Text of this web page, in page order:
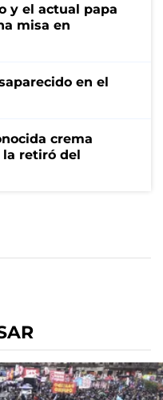
y el actual papa
misa en
en el
crema
retiró del